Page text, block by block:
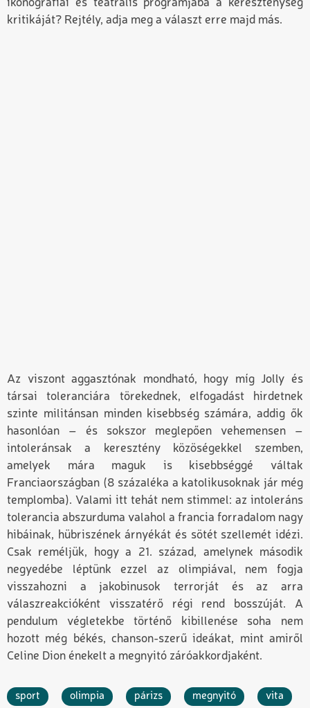
ikonográfiai és teátrális programjába a kereszténység
kritikáját? Rejtély, adja meg a választ erre majd más.
Az viszont aggasztónak mondható, hogy míg Jolly és
társai toleranciára törekednek, elfogadást hirdetnek
szinte militánsan minden kisebbség számára, addig ők
hasonlóan – és sokszor meglepően vehemensen –
intoleránsak a keresztény közöségekkel szemben,
amelyek mára maguk is kisebbséggé váltak
Franciaországban (8 százaléka a katolikusoknak jár még
templomba). Valami itt tehát nem stimmel: az intoleráns
tolerancia abszurduma valahol a francia forradalom nagy
hibáinak, hübriszének árnyékát és sötét szellemét idézi.
Csak reméljük, hogy a 21. század, amelynek második
negyedébe léptünk ezzel az olimpiával, nem fogja
visszahozni a jakobinusok terrorját és az arra
válaszreakcióként visszatérő régi rend bosszúját. A
pendulum végletekbe történő kibillenése soha nem
hozott még békés, chanson-szerű ideákat, mint amiről
Celine Dion énekelt a megnyitó záróakkordjaként.
sport olimpia párizs megnyitó vita